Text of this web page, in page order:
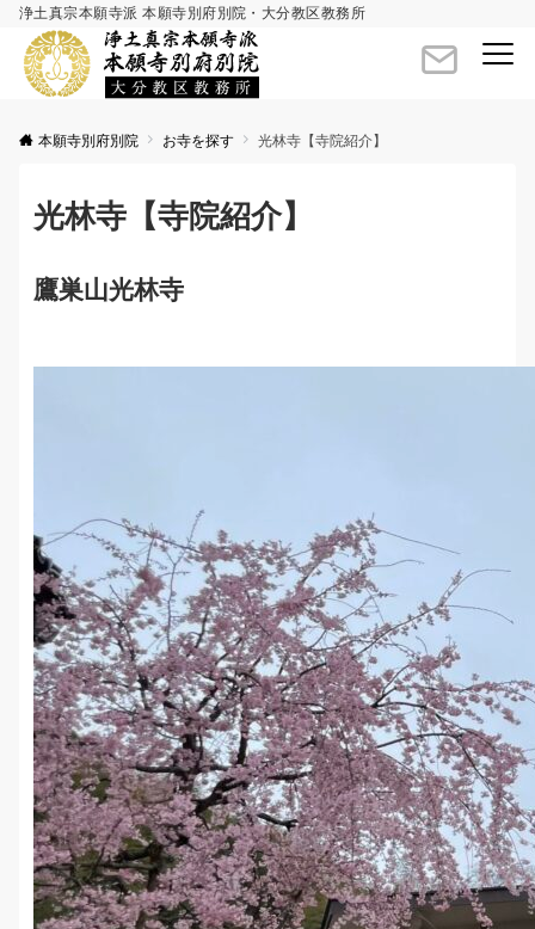
浄土真宗本願寺派 本願寺別府別院・大分教区教務所
本願寺別府別院 お寺を探す 光林寺【寺院紹介】
光林寺【寺院紹介】
鷹巣山光林寺